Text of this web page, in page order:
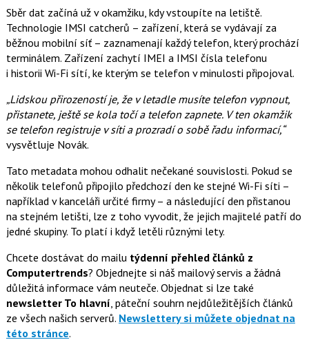
Sběr dat začíná už v okamžiku, kdy vstoupíte na letiště.
Technologie IMSI catcherů – zařízení, která se vydávají za
běžnou mobilní síť – zaznamenají každý telefon, který prochází
terminálem. Zařízení zachytí IMEI a IMSI čísla telefonu
i historii Wi-Fi sítí, ke kterým se telefon v minulosti připojoval.
„Lidskou přirozeností je, že v letadle musíte telefon vypnout,
přistanete, ještě se kola točí a telefon zapnete. V ten okamžik
se telefon registruje v síti a prozradí o sobě řadu informací,“
vysvětluje Novák.
Tato metadata mohou odhalit nečekané souvislosti. Pokud se
několik telefonů připojilo předchozí den ke stejné Wi-Fi síti –
například v kanceláři určité firmy – a následující den přistanou
na stejném letišti, lze z toho vyvodit, že jejich majitelé patří do
jedné skupiny. To platí i když letěli různými lety.
Chcete dostávat do mailu týdenní přehled článků z
Computertrends? Objednejte si náš mailový servis a žádná
důležitá informace vám neuteče. Objednat si lze také
newsletter To hlavní , páteční souhrn nejdůležitějších článků
ze všech našich serverů. Newslettery si můžete objednat na
této stránce.